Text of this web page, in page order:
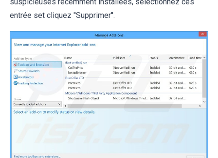
entrée set cliquez ''Supprimer''.